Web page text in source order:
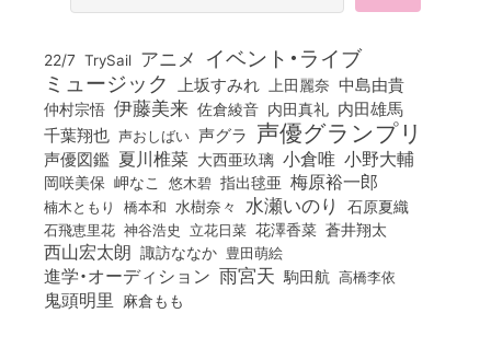
22/7 TrySail アニメ イベント・ライブ
ミュージック 上坂すみれ 上田麗奈 中島由貴
仲村宗悟 伊藤美来 佐倉綾音 内田真礼 内田雄馬
千葉翔也 声おしばい 声グラ 声優グランプリ
声優図鑑 夏川椎菜 大西亜玖璃 小倉唯 小野大輔
岡咲美保 岬なこ 悠木碧 指出毬亜 梅原裕一郎
楠木ともり 橋本和 水樹奈々 水瀬いのり 石原夏織
石飛恵里花 神谷浩史 立花日菜 花澤香菜 蒼井翔太
西山宏太朗 諏訪ななか 豊田萌絵
進学・オーディション 雨宮天 駒田航 高橋李依
鬼頭明里 麻倉もも